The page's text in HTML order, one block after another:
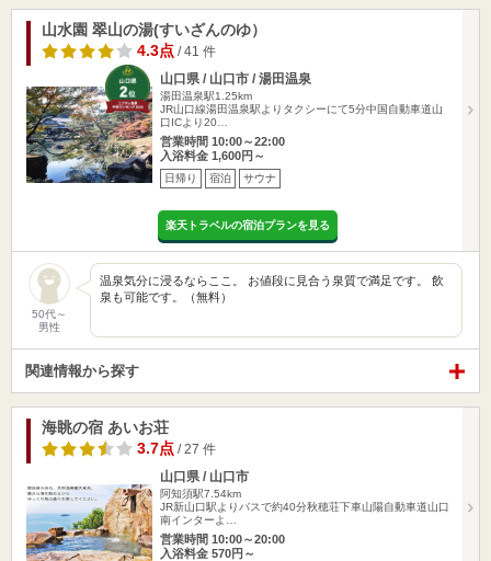
山水園 翠山の湯(すいざんのゆ）
4.3点 / 41 件
山口県 / 山口市 / 湯田温泉
湯田温泉駅1.25km
JR山口線湯田温泉駅よりタクシーにて5分中国自動車道山
口ICより20…
営業時間 10:00～22:00
入浴料金 1,600円～
日帰り 宿泊 サウナ
楽天トラベルの宿泊プランを見る
50代～
男性
温泉気分に浸るならここ。 お値段に見合う泉質で満足です。 飲
泉も可能です。（無料）
関連情報から探す
海眺の宿 あいお荘
3.7点 / 27 件
山口県 / 山口市
阿知須駅7.54km
JR新山口駅よりバスで約40分秋穂荘下車山陽自動車道山口
南インターよ…
営業時間 10:00～20:00
入浴料金 570円～